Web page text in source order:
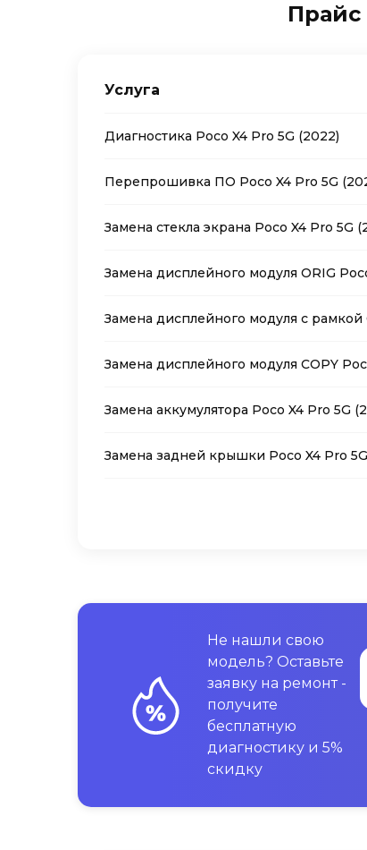
Прайс
Услуга
Диагностика Poco X4 Pro 5G (2022)
Перепрошивка ПО Poco X4 Pro 5G
Замена стекла экрана Poco X4 Pro 5G
Замена дисплейного модуля ORIG
Замена дисплейного модуля с рамкой
Замена дисплейного модуля COPY
Замена аккумулятора Poco X4 Pro 5G
Замена задней крышки Poco X4 Pro
Не нашли свою
модель? Оставьте
заявку на ремонт -
получите
бесплатную
диагностику и 5%
скидку